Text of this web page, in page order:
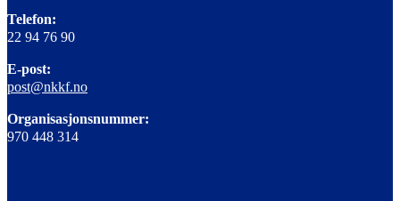
Telefon:
22 94 76 90
E-post:
post@nkkf.no
Organisasjonsnummer:
970 448 314